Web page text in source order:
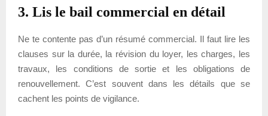
3. Lis le bail commercial en détail
Ne te contente pas d’un résumé commercial. Il faut lire les
clauses sur la durée, la révision du loyer, les charges, les
travaux, les conditions de sortie et les obligations de
renouvellement. C’est souvent dans les détails que se
cachent les points de vigilance.